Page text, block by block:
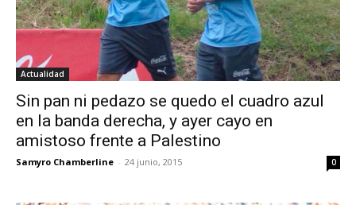
Actualidad
Sin pan ni pedazo se quedo el cuadro azul
en la banda derecha, y ayer cayo en
amistoso frente a Palestino
Samyro Chamberline - 24 junio, 2015 0